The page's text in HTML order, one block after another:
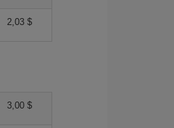
2,03 $
3,00 $